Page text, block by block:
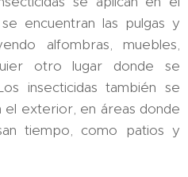
encuentran las pulgas y
alfombras, muebles,
otro lugar donde se
insecticidas también se
el exterior, en áreas donde
tiempo, como patios y